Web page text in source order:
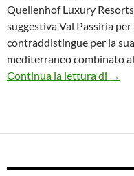
Quellenhof Luxury
suggestiva Val Passiria
contraddistingue per la
mediterraneo combinato
Continua la lettura di →